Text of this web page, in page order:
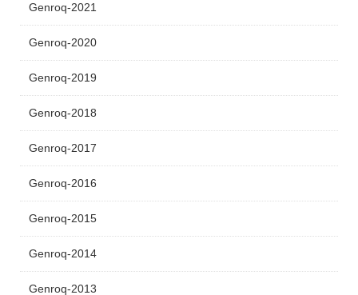
Genroq-2021
Genroq-2020
Genroq-2019
Genroq-2018
Genroq-2017
Genroq-2016
Genroq-2015
Genroq-2014
Genroq-2013